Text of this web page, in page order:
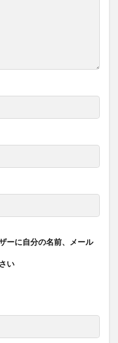
ーに自分の名前、メール
い